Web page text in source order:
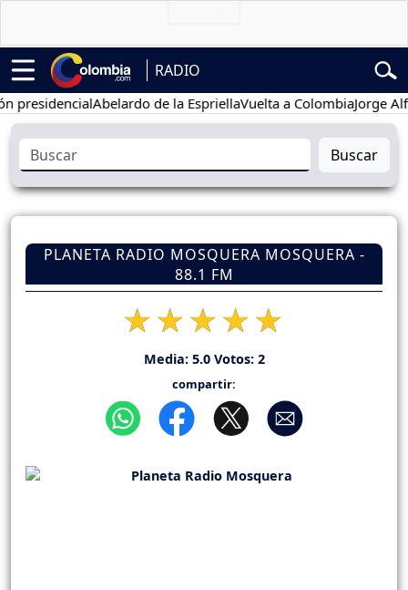
RADIO
Abelardo de la EspriellaVuelta a ColombiaJorge Alfredo
Buscar
PLANETA RADIO MOSQUERA MOSQUERA -
88.1 FM
Media: 5.0Votos: 2
compartir: